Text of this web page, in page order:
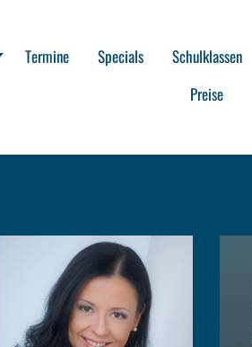
Termine Specials Schulklassen
Preise